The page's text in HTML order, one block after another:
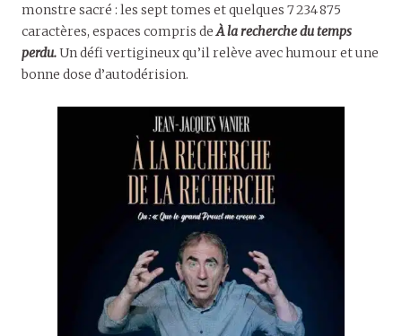
monstre sacré : les sept tomes et quelques 7 234 875
caractères, espaces compris deÀ la recherche du temps
perdu.Un défi vertigineux qu’il relève avec humour et une
bonne dose d’autodérision.